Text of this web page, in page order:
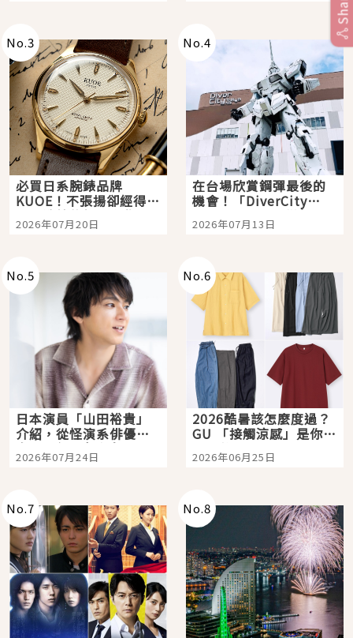
No.3
必買日系腕錶品牌
KUOE！不張揚卻經得起
時間洗鍊的經典之作五
選
2026年07月20日
No.4
在台場欣賞鋼彈最後的
機會！「DiverCity
Tokyo Plaza」搭船、
購物、美食及夜景，一
2026年07月13日
No.5
日本演員「山田裕貴」
介紹，從怪演系俳優走
向國民級日劇主角
2026年07月24日
No.6
2026酷暑該怎麼度過？
GU 「接觸涼感」是你的
夏日救星
2026年06月25日
No.7 No.8